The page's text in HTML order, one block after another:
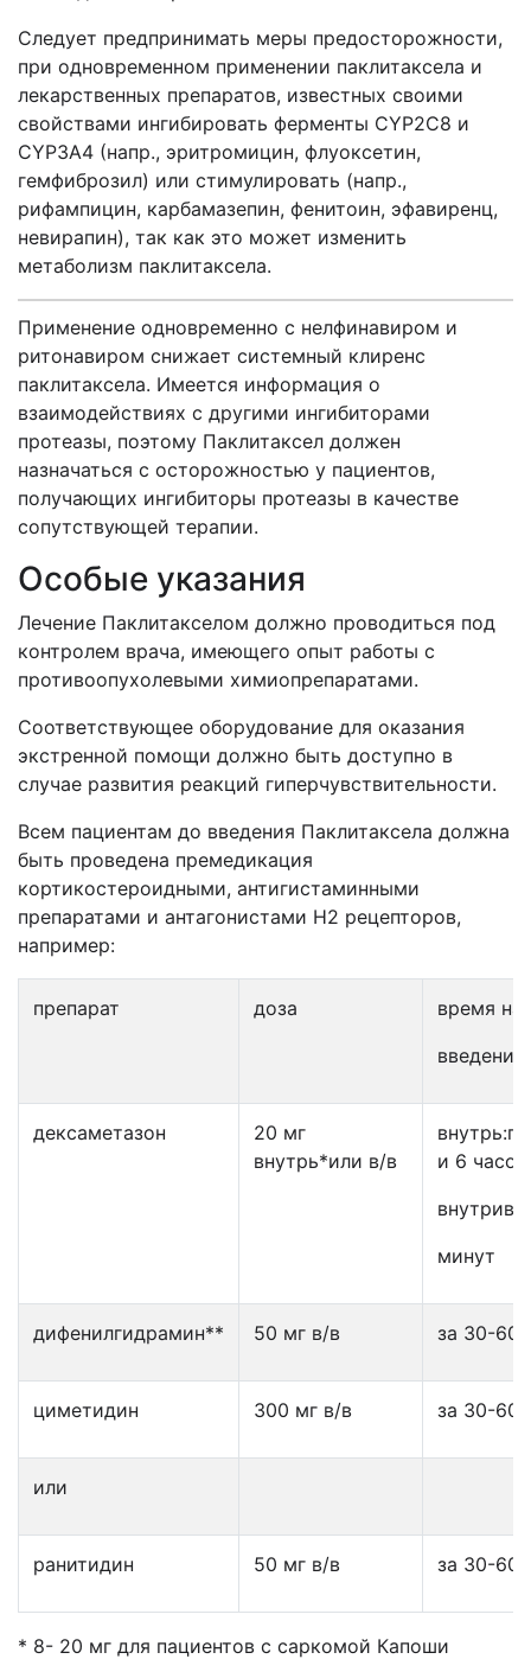
Следует предпринимать меры предосторожности,
при одновременном применении паклитаксела и
лекарственных препаратов, известных своими
свойствами ингибировать ферменты CYР2C8 и
CYP3A4 (напр., эритромицин, флуоксетин,
гемфиброзил) или стимулировать (напр.,
рифампицин, карбамазепин, фенитоин, эфавиренц,
невирапин), так как это может изменить
метаболизм паклитаксела.
Применение одновременно с нелфинавиром и
ритонавиром снижает системный клиренс
паклитаксела. Имеется информация о
взаимодействиях с другими ингибиторами
протеазы, поэтому Паклитаксел должен
назначаться с осторожностью у пациентов,
получающих ингибиторы протеазы в качестве
сопутствующей терапии.
Особые указания
Лечение Паклитакселом должно проводиться под
контролем врача, имеющего опыт работы с
противоопухолевыми химиопрепаратами.
Соответствующее оборудование для оказания
экстренной помощи должно быть доступно в
случае развития реакций гиперчувствительности.
Всем пациентам до введения Паклитаксела должна
быть проведена премедикация
кортикостероидными, антигистаминными
препаратами и антагонистами Н2 рецепторов,
например:
препарат доза
время
дексаметазон
20 мг
внутрь*или в/в
и 6 часов
минут
дифенилгидрамин** 50 мг в/в за 30-60
циметидин 300 мг в/в за 30-60
или
ранитидин 50 мг в/в за 30-60
* 8- 20 мг для пациентов с саркомой Капоши